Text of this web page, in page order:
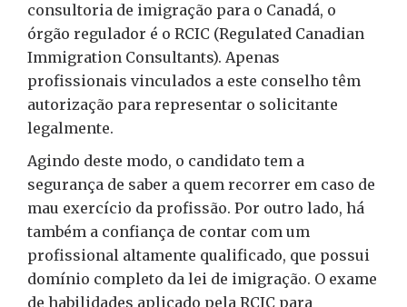
consultoria de imigração para o Canadá, o
órgão regulador é o RCIC (Regulated Canadian
Immigration Consultants). Apenas
profissionais vinculados a este conselho têm
autorização para representar o solicitante
legalmente.
Agindo deste modo, o candidato tem a
segurança de saber a quem recorrer em caso de
mau exercício da profissão. Por outro lado, há
também a confiança de contar com um
profissional altamente qualificado, que possui
domínio completo da lei de imigração. O exame
de habilidades aplicado pela RCIC para